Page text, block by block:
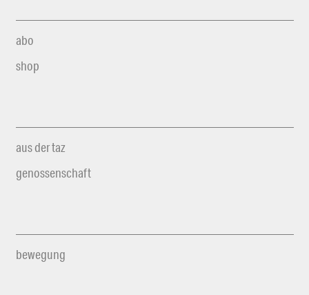
abo
shop
aus der taz
genossenschaft
bewegung